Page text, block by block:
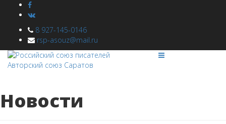
8 927-145-0146
rsp-asouz@mail.ru
Новости